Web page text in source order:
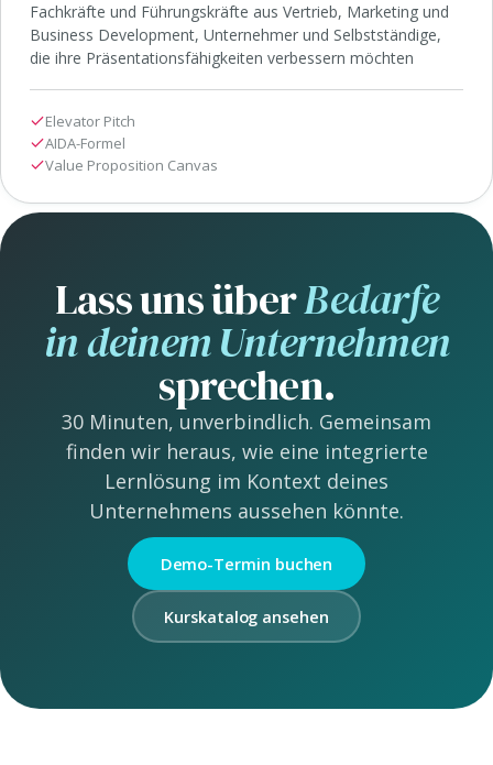
Fachkräfte und Führungskräfte aus Vertrieb, Marketing und
Business Development, Unternehmer und Selbstständige,
die ihre Präsentationsfähigkeiten verbessern möchten
Elevator Pitch
AIDA-Formel
Value Proposition Canvas
Lass uns überBedarfe
in deinem Unternehmen
sprechen.
30 Minuten, unverbindlich. Gemeinsam
finden wir heraus, wie eine integrierte
Lernlösung im Kontext deines
Unternehmens aussehen könnte.
Demo-Termin buchen
Kurskatalog ansehen